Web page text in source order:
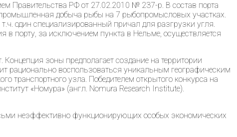
Правительства РФ от 27.02.2010 № 237-р. В состав порта
промышленная добыча рыбы на 7 рыбопромысловых участках.
один специализированный причал для разгрузки угля.
в порту, за исключением пункта в Нельме, осуществляется
зоны предполагает создание на территории
рационально воспользоваться уникальным географическим
транспортного узла. Победителем открытого конкурса на
«Номура» (англ. Nomura Research Institute).
неэффективно функционирующих особых экономических